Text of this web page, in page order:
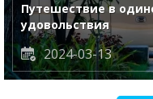
Путешествие в
удовольствия
2024-03-13